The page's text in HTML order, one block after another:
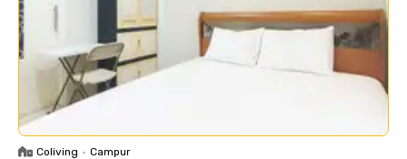
Coliving • Campur